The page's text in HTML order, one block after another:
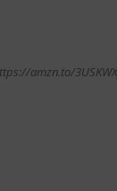
amzn.to/